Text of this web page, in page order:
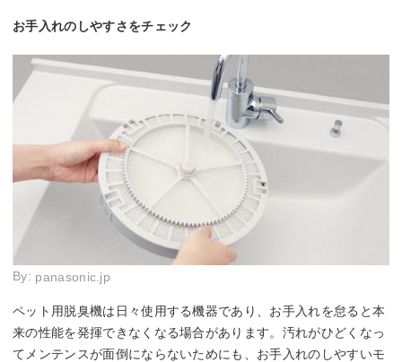
お手入れのしやすさをチェック
By: panasonic.jp
ペット用脱臭機は日々使用する機器であり、お手入れを怠ると本
来の性能を発揮できなくなる場合があります。汚れがひどくなっ
てメンテンスが面倒にならないためにも、お手入れのしやすいモ